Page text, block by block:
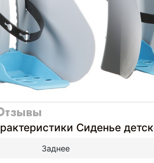
Сиденье
Заднее